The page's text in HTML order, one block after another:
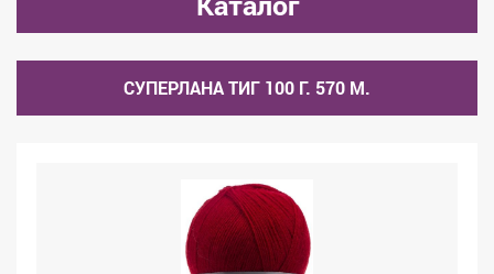
СУПЕРЛАНА ТИГ 100 Г. 570 М.